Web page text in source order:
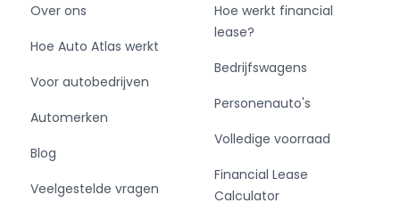
Over ons
Hoe Auto Atlas werkt
Voor autobedrijven
Automerken
Blog
Veelgestelde vragen
Hoe werkt financial
lease?
Bedrijfswagens
Personenauto's
Volledige voorraad
Financial Lease
Calculator